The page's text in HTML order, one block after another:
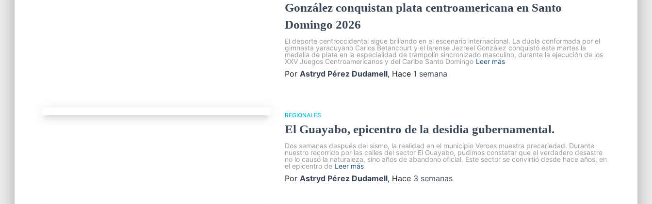
González conquistan plata centroamericana en Santo
Domingo 2026
El deporte centroccidental sigue brillando en el escenario internacional. La dupla conformada por el
gimnasta yaracuyano Carlos Betancourt y el larense Jezreel González conquistó este martes la
medalla de plata en la especialidad de trampolín sincronizado masculino, durante la ejecución de los
XXV Juegos Centroamericanos y del Caribe Santo Domingo Leer más
Por Astryd Pérez Dudamell, Hace 1 semana
REGIONALES
El Guayabo, epicentro de la desidia gubernamental.
Dos semanas después del sismo, la realidad en el municipio Veroes muestra precariedad. Durante
nuestro recorrido por las calles del sector El Guayabo, pudimos constatar que el verdadero desastre
no lo causó la naturaleza, sino años de abandono oficial. Este sector se convirtió desde hace años, en
el epicentro de Leer más
Por Astryd Pérez Dudamell, Hace 3 semanas